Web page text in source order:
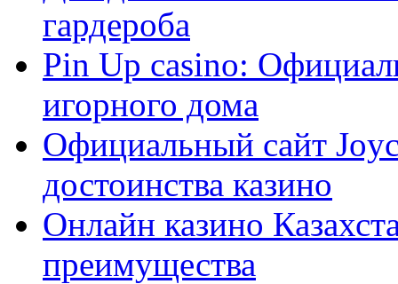
гардероба
Pin Up casino:
игорного дома
Официальный сайт
достоинства казино
Онлайн казино
преимущества